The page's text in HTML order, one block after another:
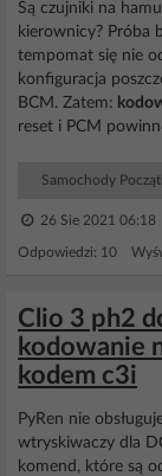
Są czujniki na
kierownicy? Próba
tempomat się nie
konfiguracja
BCM. Zatem:
reset i PCM
Samochody
26 Sie 2021 06:18
Odpowiedzi: 10
Clio 3 ph2
kodowanie
kodem c3i
PyRen nie
wtryskiwaczy dla
komend, które są